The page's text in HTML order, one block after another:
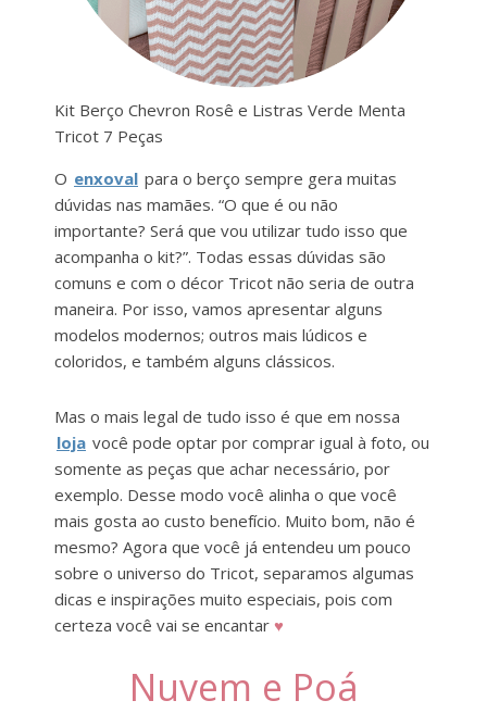
Kit Berço Chevron Rosê e Listras Verde Menta
Tricot 7 Peças
O enxoval para o berço sempre gera muitas
dúvidas nas mamães. “O que é ou não
importante? Será que vou utilizar tudo isso que
acompanha o kit?”. Todas essas dúvidas são
comuns e com o décor Tricot não seria de outra
maneira. Por isso, vamos apresentar alguns
modelos modernos; outros mais lúdicos e
coloridos, e também alguns clássicos.
Mas o mais legal de tudo isso é que em nossa
loja você pode optar por comprar igual à foto, ou
somente as peças que achar necessário, por
exemplo. Desse modo você alinha o que você
mais gosta ao custo benefício. Muito bom, não é
mesmo? Agora que você já entendeu um pouco
sobre o universo do Tricot, separamos algumas
dicas e inspirações muito especiais, pois com
certeza você vai se encantar ♥
Nuvem e Poá